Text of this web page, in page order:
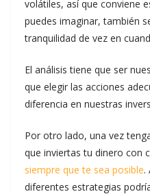
volátiles, así que conviene
puedes imaginar, también
tranquilidad de vez en
El análisis tiene que ser
que elegir las acciones
diferencia en nuestras
Por otro lado, una vez
que inviertas tu dinero con
siempre que te sea posible.
diferentes estrategias